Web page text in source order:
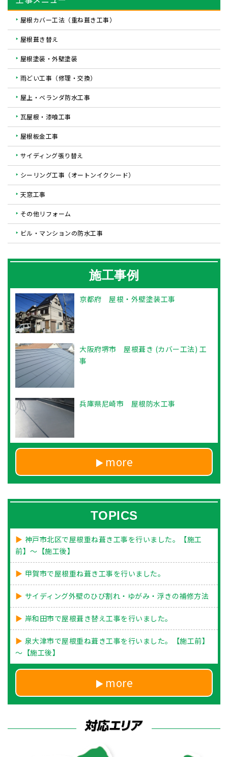
屋根カバー工法（重ね葺き工事）
屋根葺き替え
屋根塗装・外壁塗装
雨どい工事（修理・交換）
屋上・ベランダ防水工事
瓦屋根・漆喰工事
屋根板金工事
サイディング張り替え
シーリング工事（オートンイクシード）
天窓工事
その他リフォーム
ビル・マンションの防水工事
施工事例
京都府 屋根・外壁塗装工事
大阪府堺市 屋根葺き (カバー工法) 工
事
兵庫県尼崎市 屋根防水工事
more
TOPICS
神戸市北区で屋根重ね葺き工事を行いました。【施工
前】～【施工後】
甲賀市で屋根重ね葺き工事を行いました。
サイディング外壁のひび割れ・ゆがみ・浮きの補修方法
岸和田市で屋根葺き替え工事を行いました。
泉大津市で屋根重ね葺き工事を行いました。【施工前】
～【施工後】
more